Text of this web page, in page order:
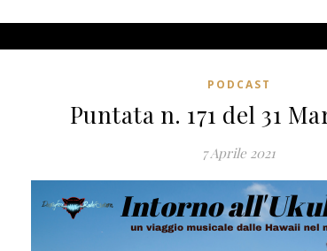
PODCAST
Puntata n. 171 del 31
7 Aprile 2021